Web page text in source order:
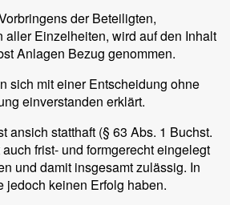
der Beteiligten,
aller Einzelheiten, wird auf den Inhalt
Anlagen Bezug genommen.
sich mit einer Entscheidung ohne
einverstanden erklärt.
ansich statthaft (§ 63 Abs. 1 Buchst.
frist- und formgerecht eingelegt
und damit insgesamt zulässig. In
jedoch keinen Erfolg haben.